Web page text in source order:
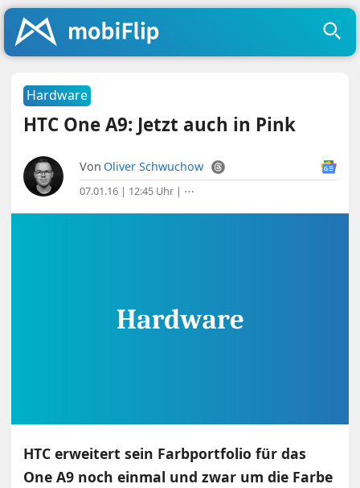
Hardware
HTC One A9: Jetzt auch in Pink
Von Oliver Schwuchow
07.01.16 | 12:45 Uhr | ⋯
HTC erweitert sein Farbportfolio für das
One A9 noch einmal und zwar um die Farbe